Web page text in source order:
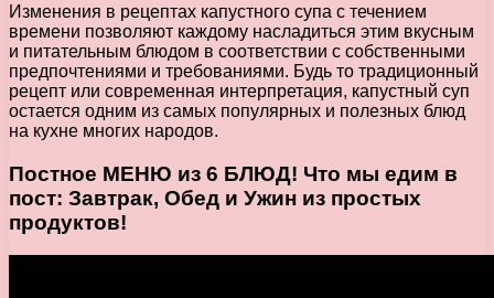
Изменения в рецептах капустного супа с течением
времени позволяют каждому насладиться этим вкусным
и питательным блюдом в соответствии с собственными
предпочтениями и требованиями. Будь то традиционный
рецепт или современная интерпретация, капустный суп
остается одним из самых популярных и полезных блюд
на кухне многих народов.
Постное МЕНЮ из 6 БЛЮД! Что мы едим в
пост: Завтрак, Обед и Ужин из простых
продуктов!